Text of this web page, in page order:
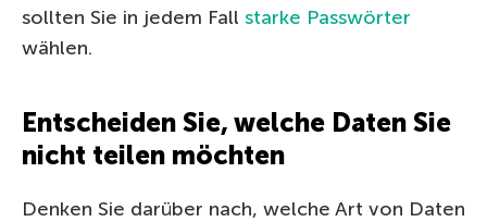
sollten Sie in jedem Fall starke Passwörter
wählen.
Entscheiden Sie, welche Daten Sie
nicht teilen möchten
Denken Sie darüber nach, welche Art von Daten